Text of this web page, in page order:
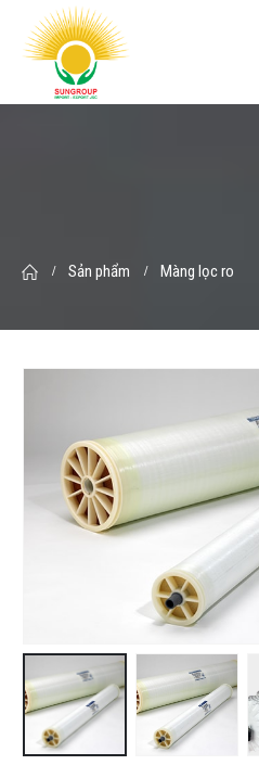
Sản phẩm Màng lọc ro